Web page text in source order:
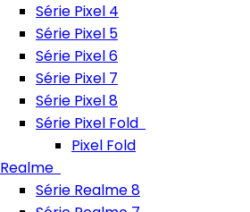
Série Pixel 4
Série Pixel 5
Série Pixel 6
Série Pixel 7
Série Pixel 8
Série Pixel Fold
Pixel Fold
Realme
Série Realme 8